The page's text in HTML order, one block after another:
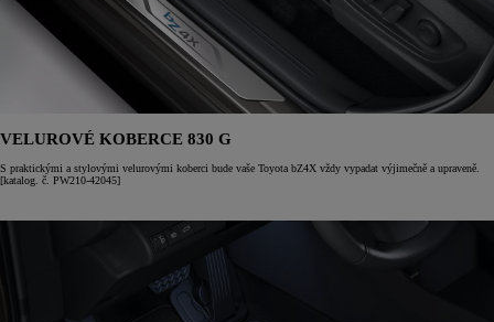
VELUROVÉ KOBERCE 830 G
S praktickými a stylovými velurovými koberci bude vaše Toyota bZ4X vždy vypadat výjimečně a upraveně.
[katalog. č. PW210-42045]